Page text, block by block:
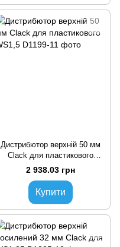
Дистрибютор верхній 50 мм
Clack для пластикового
WS1,5
2 938.03 грн
Купити